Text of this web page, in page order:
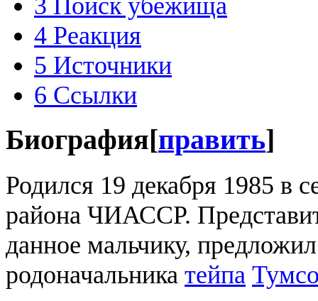
4 Реакция
5 Источники
6 Ссылки
Биография [править]
Родился 19 декабря 1985 в
района ЧИАССР.
данное мальчику,
родоначальника тейпа